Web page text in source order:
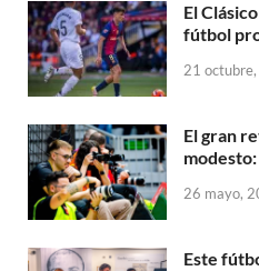
El
fútbol
21
El gran
26 mayo,
Este